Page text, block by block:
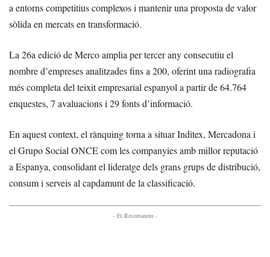
a entorns competitius complexos i mantenir una proposta de valor
sòlida en mercats en transformació.
La 26a edició de Merco amplia per tercer any consecutiu el
nombre d’empreses analitzades fins a 200, oferint una radiografia
més completa del teixit empresarial espanyol a partir de 64.764
enquestes, 7 avaluacions i 29 fonts d’informació.
En aquest context, el rànquing torna a situar Inditex, Mercadona i
el Grupo Social ONCE com les companyies amb millor reputació
a Espanya, consolidant el lideratge dels grans grups de distribució,
consum i serveis al capdamunt de la classificació.
- Et Recomanem -